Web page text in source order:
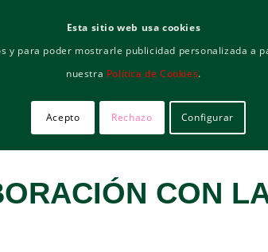
CON
Esta sitio web usa cookies
para poder mostrarle publicidad personalizada a
nuestra Política de Cookies.
Acepto Rechazo Configurar